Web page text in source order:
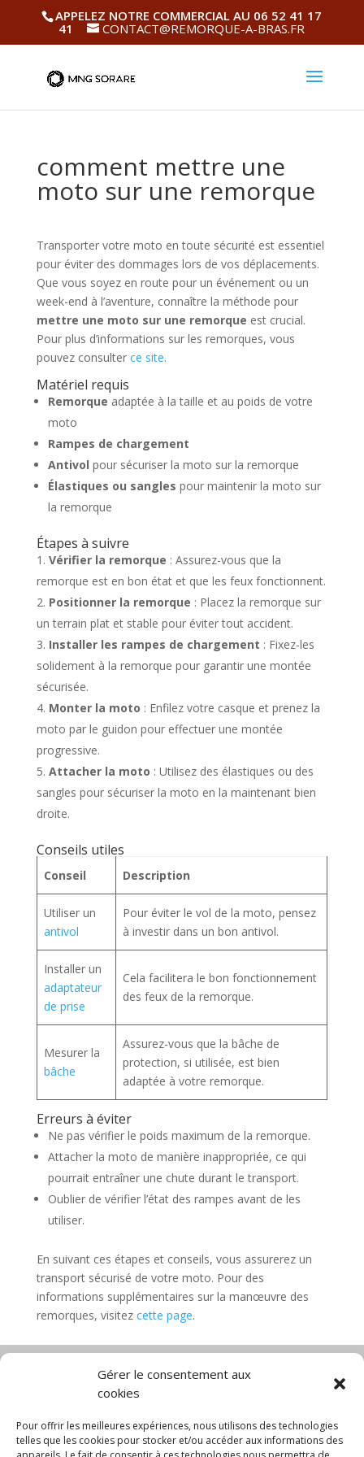
Gérer le consentement aux
cookies
Pour offrir les meilleures expériences, nous utilisons des technologies
telles que les cookies pour stocker et/ou accéder aux informations des
APPELEZ NOTRE COMMERCIAL AU 06 52 41 17
41
CONTACT@REMORQUE-A-BRAS.FR
comment mettre une
moto sur une remorque
Transporter votre moto en toute sécurité est essentiel
pour éviter des dommages lors de vos déplacements.
Que vous soyez en route pour un événement ou un
week-end à l’aventure, connaître la méthode pour
mettre une moto sur une remorque est crucial.
Pour plus d’informations sur les remorques, vous
pouvez consulter ce site.
Matériel requis
Remorque adaptée à la taille et au poids de votre
moto
Rampes de chargement
Antivol pour sécuriser la moto sur la remorque
Élastiques ou sangles pour maintenir la moto sur
la remorque
Étapes à suivre
Vérifier la remorque : Assurez-vous que la
remorque est en bon état et que les feux fonctionnent.
Positionner la remorque : Placez la remorque sur
un terrain plat et stable pour éviter tout accident.
Installer les rampes de chargement : Fixez-les
solidement à la remorque pour garantir une montée
sécurisée.
Monter la moto : Enfilez votre casque et prenez la
moto par le guidon pour effectuer une montée
progressive.
Attacher la moto : Utilisez des élastiques ou des
sangles pour sécuriser la moto en la maintenant bien
droite.
Conseils utiles
Conseil Description
Utiliser un
antivol
Pour éviter le vol de la moto, pensez
à investir dans un bon antivol.
Installer un
adaptateur
de prise
Cela facilitera le bon fonctionnement
des feux de la remorque.
Mesurer la
bâche
Assurez-vous que la bâche de
protection, si utilisée, est bien
adaptée à votre remorque.
Erreurs à éviter
Ne pas vérifier le poids maximum de la remorque.
Attacher la moto de manière inappropriée, ce qui
pourrait entraîner une chute durant le transport.
Oublier de vérifier l’état des rampes avant de les
utiliser.
En suivant ces étapes et conseils, vous assurerez un
transport sécurisé de votre moto. Pour des
informations supplémentaires sur la manœuvre des
remorques, visitez cette page.
Diable électrique
Chariot manutention
CGV
Mentions légales